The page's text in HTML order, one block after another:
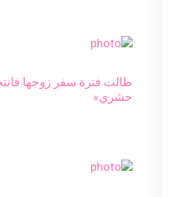
طالت فترة سفر زوجها
حشري»